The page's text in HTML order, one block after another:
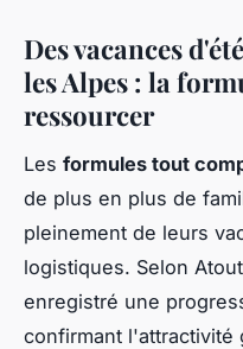
Des vacances
les Alpes : la
ressourcer
Les formules tout
de plus en plus de
pleinement de leurs
logistiques. Selon
enregistré une
confirmant l'attractivité